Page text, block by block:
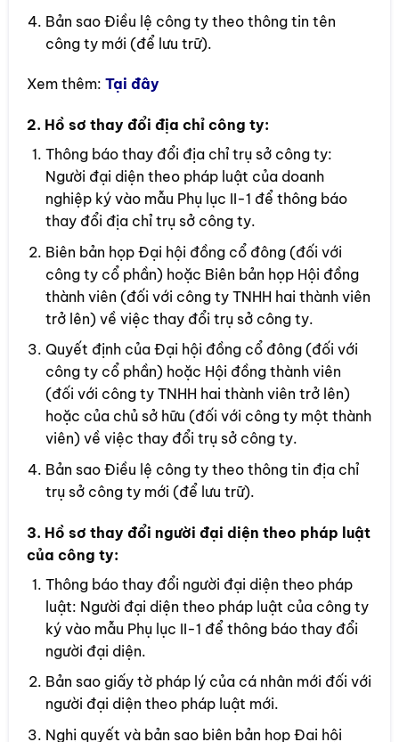
Bản sao Điều lệ công ty theo thông tin tên
công ty mới (để lưu trữ).
Xem thêm: Tại đây
2. Hồ sơ thay đổi địa chỉ công ty:
Thông báo thay đổi địa chỉ trụ sở công ty:
Người đại diện theo pháp luật của doanh
nghiệp ký vào mẫu Phụ lục II-1 để thông báo
thay đổi địa chỉ trụ sở công ty.
Biên bản họp Đại hội đồng cổ đông (đối với
công ty cổ phần) hoặc Biên bản họp Hội đồng
thành viên (đối với công ty TNHH hai thành viên
trở lên) về việc thay đổi trụ sở công ty.
Quyết định của Đại hội đồng cổ đông (đối với
công ty cổ phần) hoặc Hội đồng thành viên
(đối với công ty TNHH hai thành viên trở lên)
hoặc của chủ sở hữu (đối với công ty một thành
viên) về việc thay đổi trụ sở công ty.
Bản sao Điều lệ công ty theo thông tin địa chỉ
trụ sở công ty mới (để lưu trữ).
3. Hồ sơ thay đổi người đại diện theo pháp luật
của công ty:
Thông báo thay đổi người đại diện theo pháp
luật: Người đại diện theo pháp luật của công ty
ký vào mẫu Phụ lục II-1 để thông báo thay đổi
người đại diện.
Bản sao giấy tờ pháp lý của cá nhân mới đối với
người đại diện theo pháp luật mới.
Nghị quyết và bản sao biên bản họp Đại hội